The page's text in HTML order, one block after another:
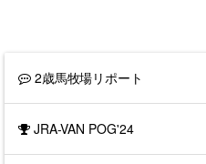
2歳馬牧場リポート
JRA-VAN POG'24